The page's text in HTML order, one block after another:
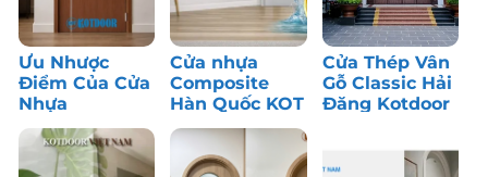
Ưu Nhược
Điểm Của Cửa
Nhựa
Composite: Có
Nên Dùng?
Cửa nhựa
Composite
Hàn Quốc KOT
– Bền màu,
chống nước
tốt
Cửa Thép Vân
Gỗ Classic Hải
Đăng Kotdoor